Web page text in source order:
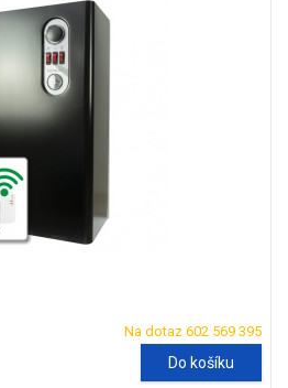
Na dotaz 602 569 395
Do košíku